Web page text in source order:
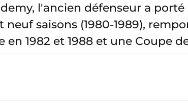
l'ancien défenseur a
saisons (1980-1989),
1982 et 1988 et une Coupe